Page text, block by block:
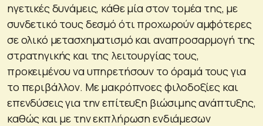
ηγετικές δυνάμεις, κάθε μία στον τομέα της, με
συνδετικό τους δεσμό ότι προχωρούν αμφότερες
σε ολικό μετασχηματισμό και αναπροσαρμογή της
στρατηγικής και της λειτουργίας τους,
προκειμένου να υπηρετήσουν το όραμά τους για
το περιβάλλον. Με μακρόπνοες φιλοδοξίες και
επενδύσεις για την επίτευξη βιώσιμης ανάπτυξης,
καθώς και με την εκπλήρωση ενδιάμεσων